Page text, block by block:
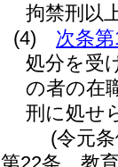
拘禁刑以
(4)
次条
処分を受
の者の在
刑に処せ
(令元